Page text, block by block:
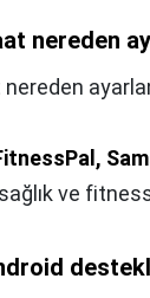
nereden
sağlık ve